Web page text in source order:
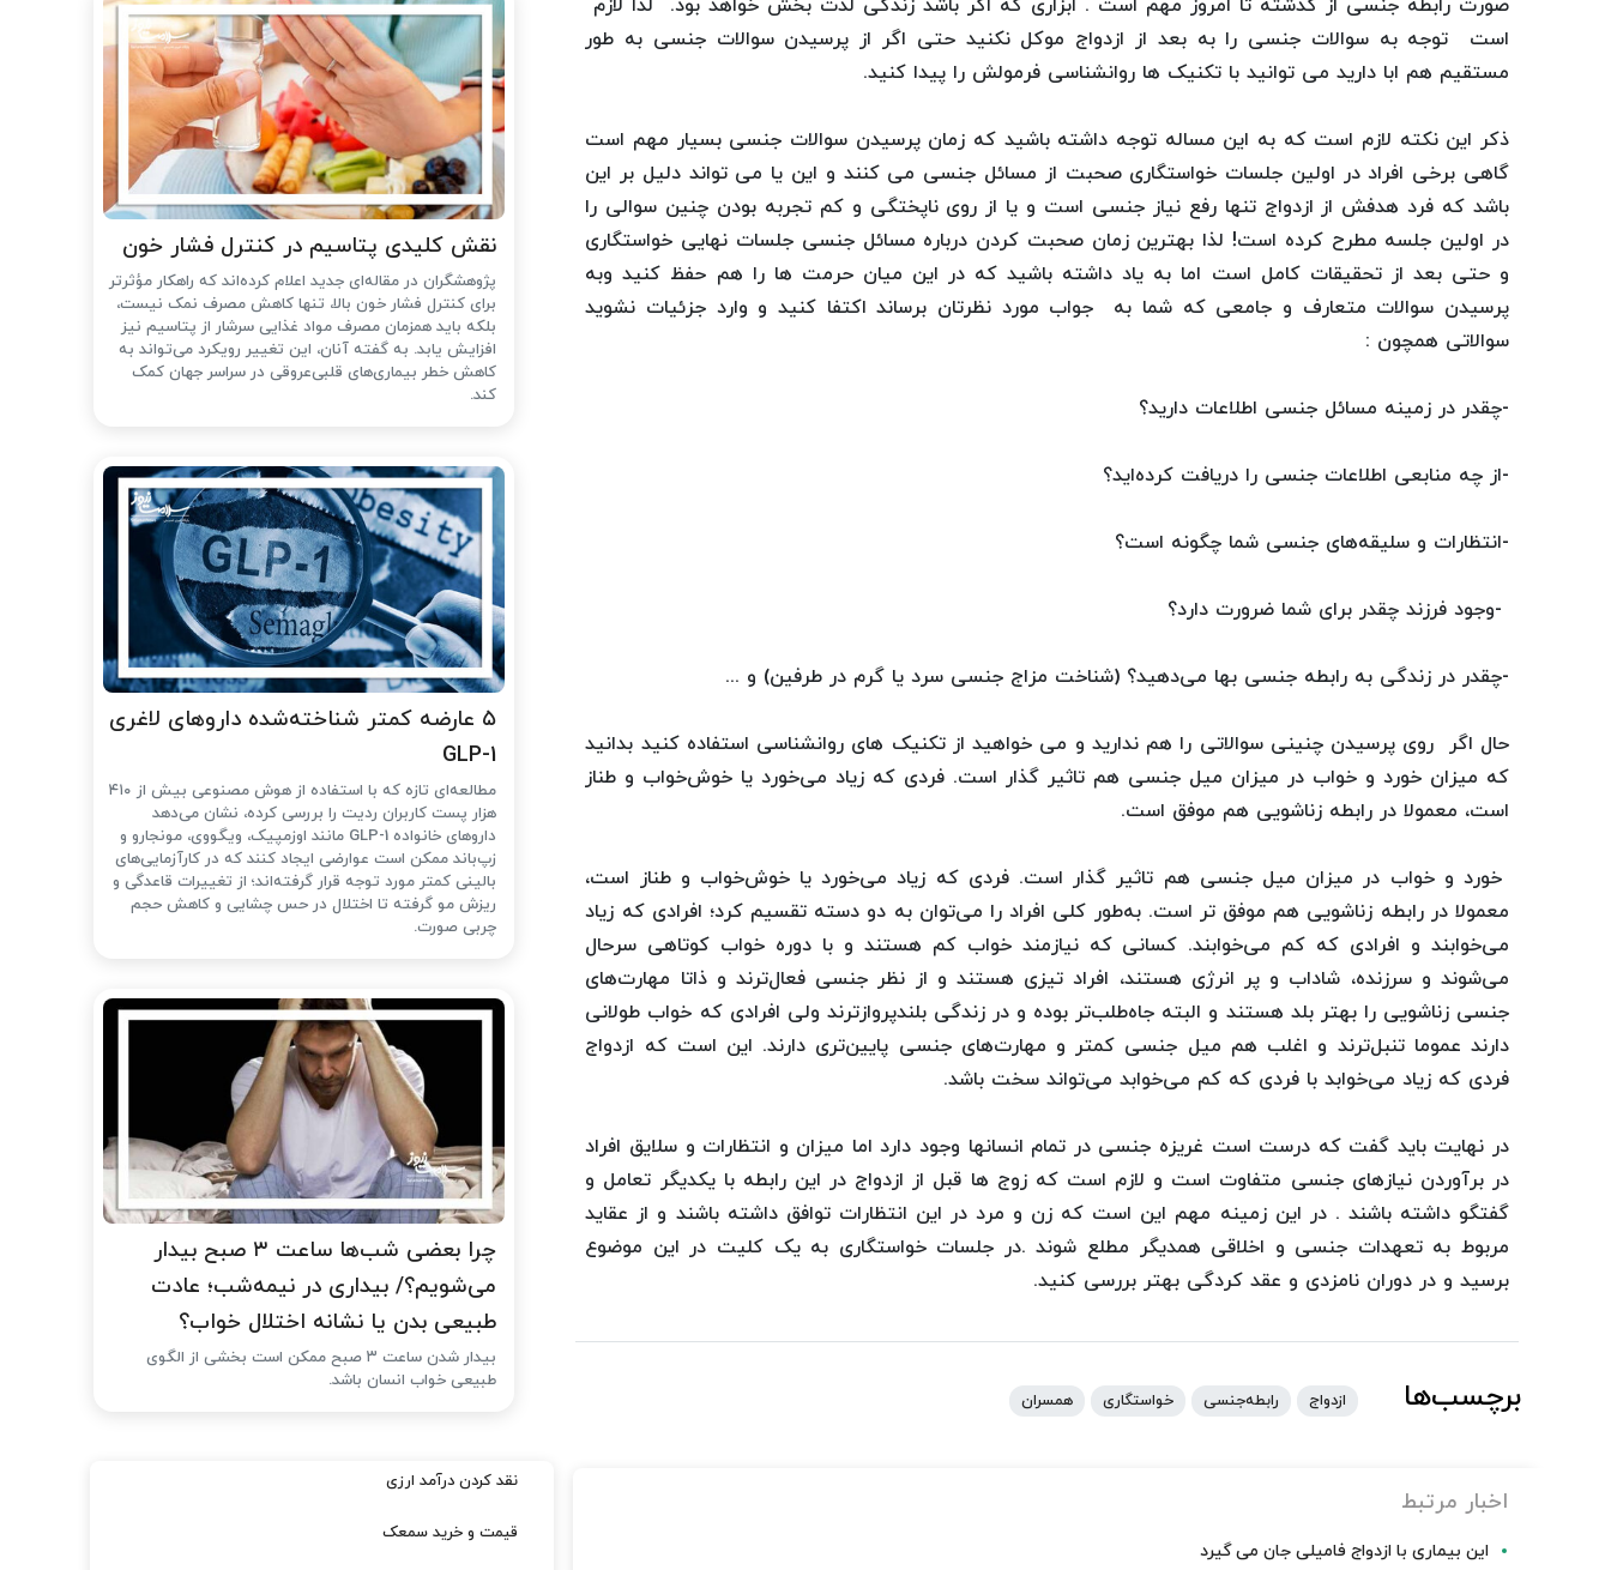
صورت رابطه جنسی از گذشته تا امروز مهم است . ابزاری که اگر باشد زندگی لذت بخش خواهد بود. لذا لازم
است توجه به سوالات جنسی را به بعد از ازدواج موکل نکنید حتی اگر از پرسیدن سوالات جنسی به طور
مستقیم هم ابا دارید می توانید با تکنیک ها روانشناسی فرمولش را پیدا کنید.
ذکر این نکته لازم است که به این مساله توجه داشته باشید که زمان پرسیدن سوالات جنسی بسیار مهم است
گاهی برخی افراد در اولین جلسات خواستگاری صحبت از مسائل جنسی می کنند و این یا می تواند دلیل بر این
باشد که فرد هدفش از ازدواج تنها رفع نیاز جنسی است و یا از روی ناپختگی و کم تجربه بودن چنین سوالی را
در اولین جلسه مطرح کرده است! لذا بهترین زمان صحبت کردن درباره مسائل جنسی جلسات نهایی خواستگاری
و حتی بعد از تحقیقات کامل است اما به یاد داشته باشید که در این میان حرمت ها را هم حفظ کنید وبه
پرسیدن سوالات متعارف و جامعی که شما به جواب مورد نظرتان برساند اکتفا کنید و وارد جزئیات نشوید
سوالاتی همچون :
-چقدر در زمینه مسائل جنسی اطلاعات دارید؟
-از چه منابعی اطلاعات جنسی را دریافت کرده‌اید؟
-انتظارات و سلیقه‌های جنسی شما چگونه است؟
-وجود فرزند چقدر برای شما ضرورت دارد؟
-چقدر در زندگی به رابطه جنسی بها می‌دهید؟ (شناخت مزاج جنسی سرد یا گرم‌ در طرفین) و ...
حال اگر روی پرسیدن چنینی سوالاتی را هم ندارید و می خواهید از تکنیک های روانشناسی استفاده کنید بدانید
که میزان خورد و خواب در میزان میل جنسی هم تاثیر گذار است. فردی كه زیاد می‌خورد یا خوش‌خواب و طناز
است، معمولا در رابطه زناشویی هم موفق است.
خورد و خواب در میزان میل جنسی هم تاثیر گذار است. فردی كه زیاد می‌خورد یا خوش‌خواب و طناز است،
معمولا در رابطه زناشویی هم موفق تر است. به‌طور كلی افراد را می‌توان به دو دسته تقسیم كرد؛ افرادی كه زیاد
می‌خوابند و افرادی كه كم می‌خوابند. كسانی كه نیازمند خواب كم هستند و با دوره خواب كوتاهی سرحال
می‌شوند و سرزنده، شاداب و پر انرژی هستند، افراد تیزی هستند و از نظر جنسی فعال‌ترند و ذاتا مهارت‌های
جنسی زناشویی را بهتر بلد هستند و البته جاه‌طلب‌تر بوده و در زندگی بلندپروازترند ولی افرادی كه خواب طولانی
دارند عموما تنبل‌ترند و اغلب هم میل جنسی كمتر و مهارت‌های جنسی پایین‌تری دارند. این است كه ازدواج
فردی كه زیاد می‌خوابد با فردی كه كم می‌خوابد می‌تواند سخت باشد.
در نهایت باید گفت که درست است غریزه جنسی در تمام انسانها وجود دارد اما میزان و انتظارات و سلایق افراد
در برآوردن نیازهای جنسی متفاوت است و لازم است که زوج ها قبل از ازدواج در این رابطه با یکدیگر تعامل و
گفتگو داشته باشند . در این زمینه مهم این است که زن و مرد در این انتظارات توافق داشته باشند و از عقاید
مربوط به تعهدات جنسی و اخلاقی همدیگر مطلع شوند .در جلسات خواستگاری به یک کلیت در این موضوع
برسید و در دوران نامزدی و عقد کردگی بهتر بررسی کنید.
برچسب‌ها ازدواج رابطه‌جنسی خواستگاری همسران
اخبار مرتبط
این بیماری با ازدواج فامیلی جان می گیرد
نقش کلیدی پتاسیم در کنترل فشار خون
پژوهشگران در مقاله‌ای جدید اعلام کرده‌اند که راهکار مؤثرتر
برای کنترل فشار خون بالا، تنها کاهش مصرف نمک نیست،
بلکه باید همزمان مصرف مواد غذایی سرشار از پتاسیم نیز
افزایش یابد. به گفته آنان، این تغییر رویکرد می‌تواند به
کاهش خطر بیماری‌های قلبی‌عروقی در سراسر جهان کمک
کند.
۵ عارضه کمتر شناخته‌شده داروهای لاغری
GLP-1
مطالعه‌ای تازه که با استفاده از هوش مصنوعی بیش از ۴۱۰
هزار پست کاربران ردیت را بررسی کرده، نشان می‌دهد
داروهای خانواده GLP-1 مانند اوزمپیک، ویگووی، مونجارو و
زپ‌باند ممکن است عوارضی ایجاد کنند که در کارآزمایی‌های
بالینی کمتر مورد توجه قرار گرفته‌اند؛ از تغییرات قاعدگی و
ریزش مو گرفته تا اختلال در حس چشایی و کاهش حجم
چربی صورت.
چرا بعضی شب‌ها ساعت ۳ صبح بیدار
می‌شویم؟/ بیداری در نیمه‌شب؛ عادت
طبیعی بدن یا نشانه اختلال خواب؟
بیدار شدن ساعت ۳ صبح ممکن است بخشی از الگوی
طبیعی خواب انسان باشد.
نقد کردن درآمد ارزی
قیمت و خرید سمعک